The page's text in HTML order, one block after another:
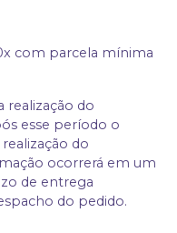
com parcela mínima
realização do
esse período o
do
ocorrerá em um
de entrega
do pedido.